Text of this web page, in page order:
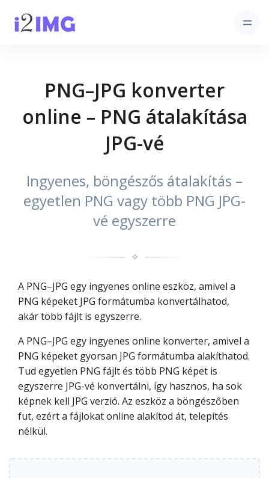
PNG–JPG konverter
online – PNG átalakítása
JPG-vé
Ingyenes, böngészős átalakítás –
egyetlen PNG vagy több PNG JPG-
vé egyszerre
✧
A PNG–JPG egy ingyenes online eszköz, amivel a
PNG képeket JPG formátumba konvertálhatod,
akár több fájlt is egyszerre.
A PNG–JPG egy ingyenes online konverter, amivel a
PNG képeket gyorsan JPG formátumba alakíthatod.
Tud egyetlen PNG fájlt és több PNG képet is
egyszerre JPG-vé konvertálni, így hasznos, ha sok
képnek kell JPG verzió. Az eszköz a böngészőben
fut, ezért a fájlokat online alakítod át, telepítés
nélkül.